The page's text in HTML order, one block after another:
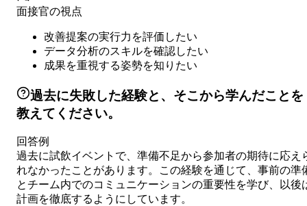
面接官の視点
改善提案の実行力を評価したい
データ分析のスキルを確認したい
成果を重視する姿勢を知りたい
過去に失敗した経験と、そこから学んだことを
教えてください。
回答例
過去に試飲イベントで、準備不足から参加者の期待に応え
れなかったことがあります。この経験を通じて、事前の準
とチーム内でのコミュニケーションの重要性を学び、以後
計画を徹底するようにしています。